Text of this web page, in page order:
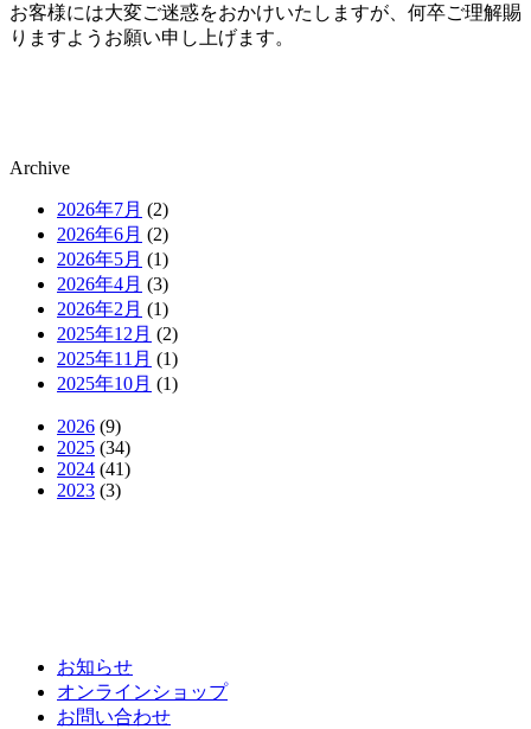
お客様には大変ご迷惑をおかけいたしますが、 何卒ご理解賜
りますようお願い申し上げます。
Archive
2026年7月 (2)
2026年6月 (2)
2026年5月 (1)
2026年4月 (3)
2026年2月 (1)
2025年12月 (2)
2025年11月 (1)
2025年10月 (1)
2026 (9)
2025 (34)
2024 (41)
2023 (3)
お知らせ
オンラインショップ
お問い合わせ